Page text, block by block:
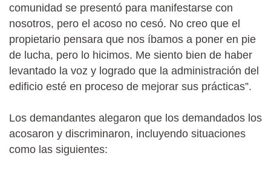
comunidad se presentó para manifestarse con
nosotros, pero el acoso no cesó. No creo que el
propietario pensara que nos íbamos a poner en pie
de lucha, pero lo hicimos. Me siento bien de haber
levantado la voz y logrado que la administración del
edificio esté en proceso de mejorar sus prácticas”.
Los demandantes alegaron que los demandados los
acosaron y discriminaron, incluyendo situaciones
como las siguientes: